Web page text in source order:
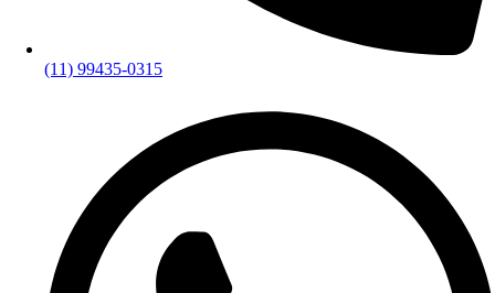
(11) 99435-0315